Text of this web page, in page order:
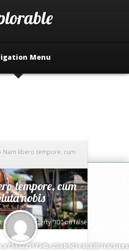
Menu
Nam libero tempore, cum
tempore, cum
nobis
to read property "ID" on false
in